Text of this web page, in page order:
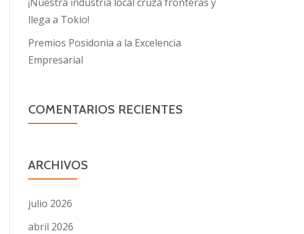
llega a Tokio!
Premios Posidonia a la Excelencia
Empresarial
COMENTARIOS RECIENTES
ARCHIVOS
julio 2026
abril 2026